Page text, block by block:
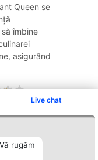
Live chat
rugăm
Queen se
îmbine
asigurând
se remarcă